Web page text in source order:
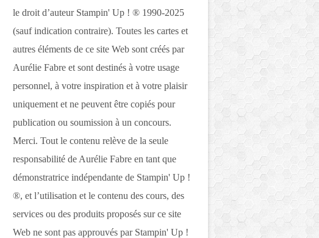
le droit d’auteur Stampin' Up ! ® 1990-2025
(sauf indication contraire). Toutes les cartes et
autres éléments de ce site Web sont créés par
Aurélie Fabre et sont destinés à votre usage
personnel, à votre inspiration et à votre plaisir
uniquement et ne peuvent être copiés pour
publication ou soumission à un concours.
Merci. Tout le contenu relève de la seule
responsabilité de Aurélie Fabre en tant que
démonstratrice indépendante de Stampin' Up !
®, et l’utilisation et le contenu des cours, des
services ou des produits proposés sur ce site
Web ne sont pas approuvés par Stampin' Up !